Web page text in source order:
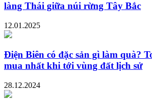
làng Thái giữa núi rừng Tây Bắc
12.01.2025
Điện Biên có đặc sản gì làm quà?
mua nhất khi tới vùng đất lịch sử
28.12.2024